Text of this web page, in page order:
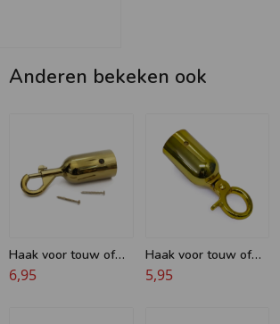
Anderen bekeken ook
Haak voor touw of
koord - 32 mm -
6,95
Haak voor touw of
koord - 32 mm -
5,95